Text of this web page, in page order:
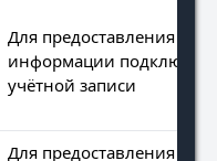
Для предоставления этой
информации
учётной записи
Для предоставления этой